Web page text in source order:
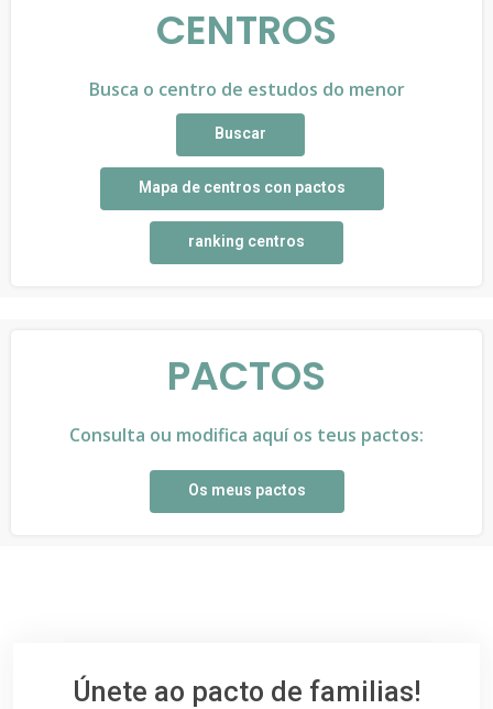
CENTROS
Busca o centro de estudos do menor
Buscar
Mapa de centros con pactos
ranking centros
PACTOS
Consulta ou modifica aquí os teus pactos:
Os meus pactos
Únete ao pacto de familias!